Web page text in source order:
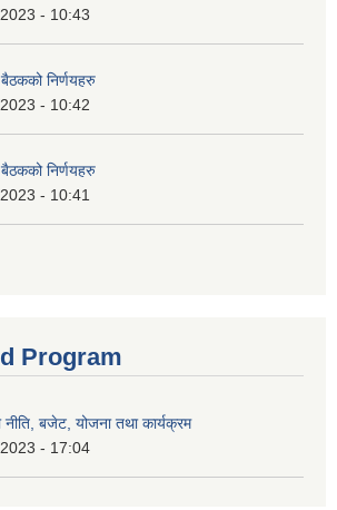
- 10:43
निर्णयहरु
- 10:42
निर्णयहरु
- 10:41
Program
बजेट, योजना तथा कार्यक्रम
- 17:04